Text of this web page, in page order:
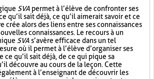
SVA permet à l’élève de confronter ses
qu’il sait déjà, ce qu’il aimerait savoir et ce
crée alors des liens entre ses connaissances
connaissances. Le recours à un
SVA s’avère efficace dans un tel
où il permet à l’élève d’organiser ses
ce qu’il sait déjà, de ce qui pique sa
découvre au cours de la leçon. Cette
à l’enseignant de découvrir les